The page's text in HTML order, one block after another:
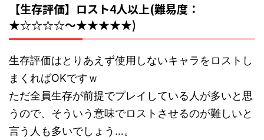
【生存評価】ロスト4人以上(難易度：
★☆☆☆☆～★★★★★)
生存評価はとりあえず使用しないキャラをロストし
まくればOKですｗ
ただ全員生存が前提でプレイしている人が多いと思
うので、そういう意味でロストさせるのが難しいと
言う人も多いでしょう…。